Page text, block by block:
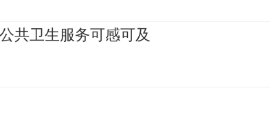
共卫生服务可感可及